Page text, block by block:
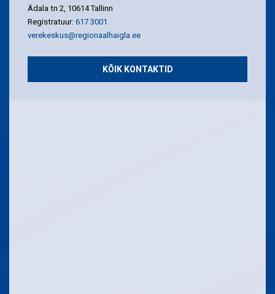
Ädala tn 2, 10614 Tallinn
Registratuur: 617 3001
verekeskus@regionaalhaigla.ee
KÕIK KONTAKTID